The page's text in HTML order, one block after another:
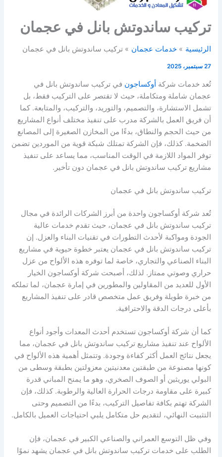
تركيب ساندوتش بانل في عجمان
الرئيسية خدمات عجمان تركيب ساندوتش بانل في عجمان
27 سبتمبر، 2025
تُعد خدمات شركة أوكساجون في تركيب ساندوتش بانل في
عجمان شاملة ومتكاملة، حيث لا تقتصر على التركيب فقط، بل
تشمل الاستشارة، والتصميم، والتوريد، والتركيب، والمتابعة. كما
أن فريق العمل بالشركة مدرب على تنفيذ مختلف أنواع المشاريع
من حيث الحجم والنطاق، بدءًا من المخازن الصغيرة إلى المصانع
الضخمة. كذلك، فإن الشركة تمتلك شبكة قوية من الموردين تضمن
توفر المواد اللازمة في الوقت المناسب، مما يساعد على تنفيذ
مشاريع تركيب ساندوتش بانل في عجمان دون تأخير.
تركيب ساندوتش بانل في عجمان
تُعد شركة أوكساجون واحدة من أبرز الشركات الرائدة في مجال
تركيب ساندوتش بانل في عجمان، حيث تقدم خدمات عالية
الجودة ومواكبة لأحدث التطورات في تقنيات البناء والعزل. إن
تركيب ساندوتش بانل في عجمان يعتبر خطوة حيوية في مشاريع
البناء الصناعي والتجاري، خاصة لما توفره هذه الألواح من عزل
حراري وصوتي ممتاز. لذلك، أصبحت شركة أوكساجون الخيار
الأول للعديد من المقاولين والمطورين في إمارة عجمان، لما تملكه
من خبرة طويلة وفريق عمل متخصص قادر على تنفيذ المشاريع
بأعلى درجات الدقة والاحترافية.
كما أن شركة أوكساجون تستخدم أحدث المعدات وأجود أنواع
الألواح عند تنفيذ مشاريع تركيب ساندوتش بانل في عجمان، مما
يجعل نتائج العمل أكثر كفاءة وجودة. وتتمثل أهمية هذه الألواح في
كونها مصنوعة من طبقتين معدنيتين معزولتين بطبقة وسطى من
البولي يوريثين أو الصوف الصخري، وهو ما يمنح المباني قدرة
كبيرة على مقاومة درجات الحرارة العالية والرطوبة. كذلك، فإن
الشركة تهتم بكافة تفاصيل التركيب، بدءًا من التصميم وحتى
التثبيت النهائي، لتقديم حل متكامل يلبي احتياجات العميل بالكامل.
وفي ظل التوسع العمراني والصناعي الكبير في عجمان، فإن
الطلب على خدمات تركيب ساندوتش بانل في عجمان يشهد نموًا